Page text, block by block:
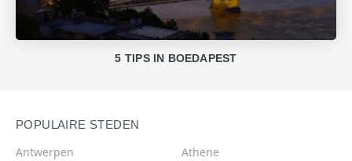
5 TIPS IN BOEDAPEST
POPULAIRE STEDEN
Antwerpen
Athene